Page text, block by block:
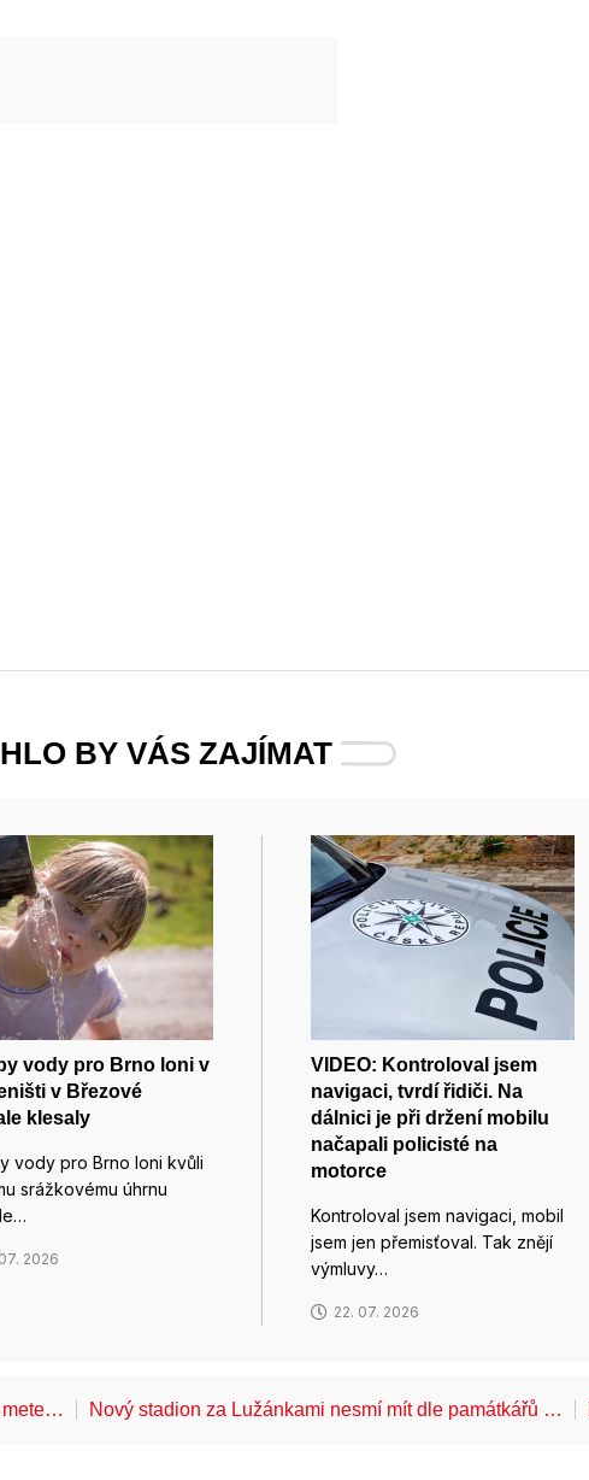
BY VÁS ZAJÍMAT
vody pro Brno loni v
v Březové
klesaly
vody pro Brno loni kvůli
srážkovému úhrnu
2026
VIDEO: Kontroloval jsem
navigaci, tvrdí řidiči. Na
dálnici je při držení mobilu
načapali policisté na
motorce
Kontroloval jsem navigaci, mobil
jsem jen přemisťoval. Tak znějí
výmluvy…
22. 07. 2026
mete… Nový stadion za Lužánkami nesmí mít dle památkářů …